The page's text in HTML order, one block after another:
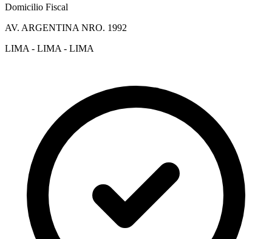
Domicilio Fiscal
AV. ARGENTINA NRO. 1992
LIMA - LIMA - LIMA